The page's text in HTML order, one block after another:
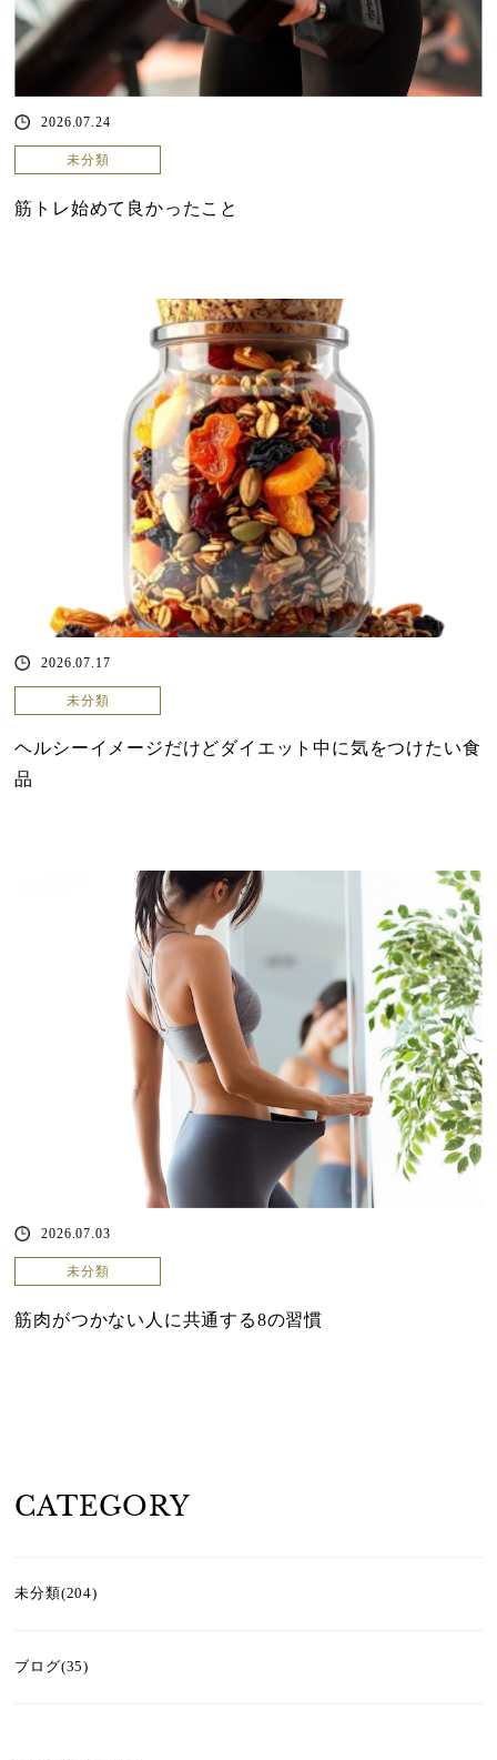
2026.07.24
未分類
筋トレ始めて良かったこと
2026.07.17
未分類
ヘルシーイメージだけどダイエット中に気をつけたい食
品
2026.07.03
未分類
筋肉がつかない人に共通する8の習慣
CATEGORY
未分類(204)
ブログ(35)